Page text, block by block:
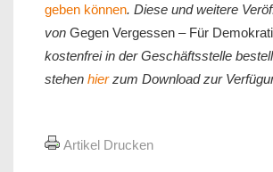
geben können. Diese und weitere
von Gegen Vergessen – Für
kostenfrei in der Geschäftsstelle
stehen hierzum Download zur
Artikel Drucken